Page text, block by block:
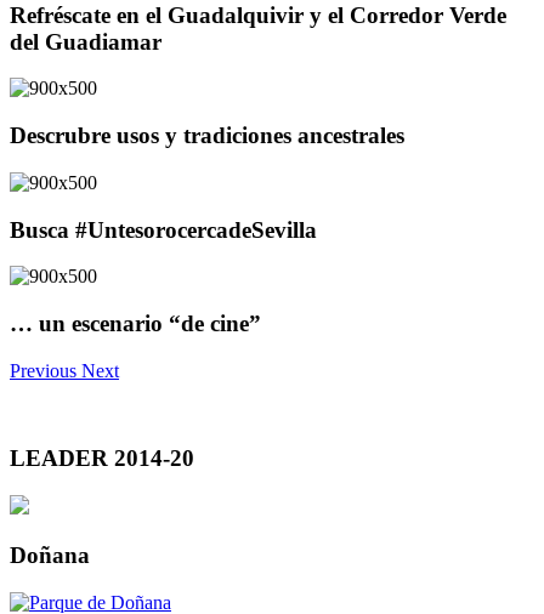
Refréscate en el Guadalquivir y el Corredor Verde
del Guadiamar
Descrubre usos y tradiciones ancestrales
Busca #UntesorocercadeSevilla
… un escenario “de cine”
Previous Next
LEADER 2014-20
Doñana